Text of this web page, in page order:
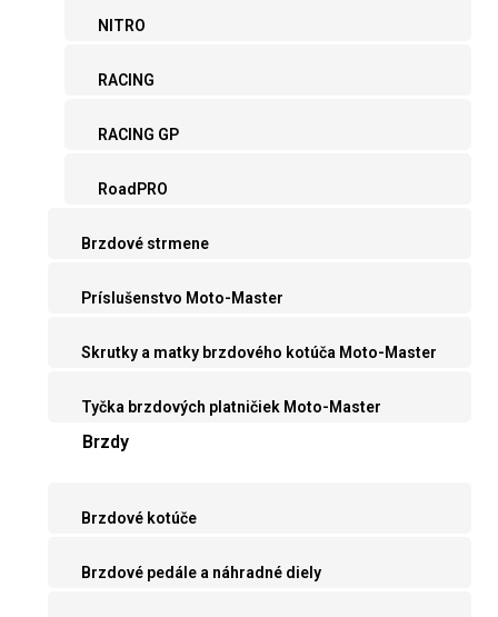
NITRO
RACING
RACING GP
RoadPRO
Brzdové strmene
Príslušenstvo Moto-Master
Skrutky a matky brzdového kotúča Moto-Master
Tyčka brzdových platničiek Moto-Master
Brzdy
Brzdové kotúče
Brzdové pedále a náhradné diely